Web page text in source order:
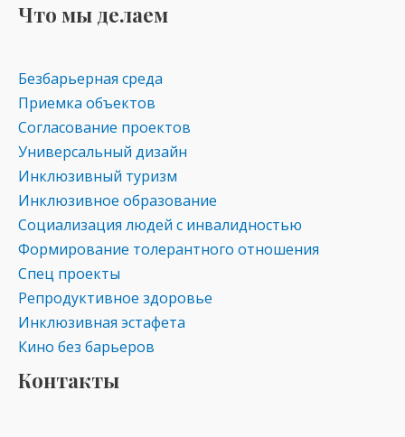
Что мы делаем
Безбарьерная среда
Приемка объектов
Согласование проектов
Универсальный дизайн
Инклюзивный туризм
Инклюзивное образование
Социализация людей с инвалидностью
Формирование толерантного отношения
Спец проекты
Репродуктивное здоровье
Инклюзивная эстафета
Кино без барьеров
Контакты